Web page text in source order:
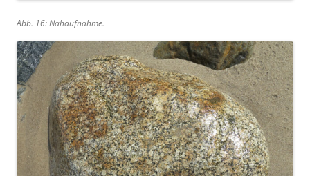
Abb. 16: Nahaufnahme.